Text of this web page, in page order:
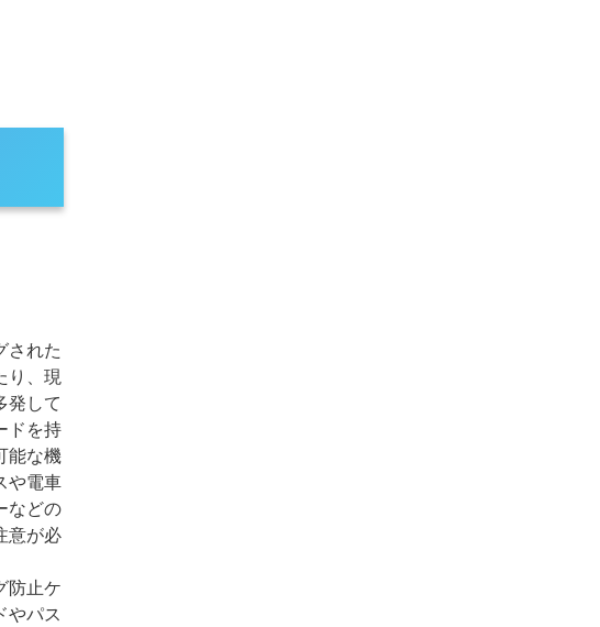
された
り、現
発して
ドを持
能な機
や電車
などの
意が必
防止ケ
やパス